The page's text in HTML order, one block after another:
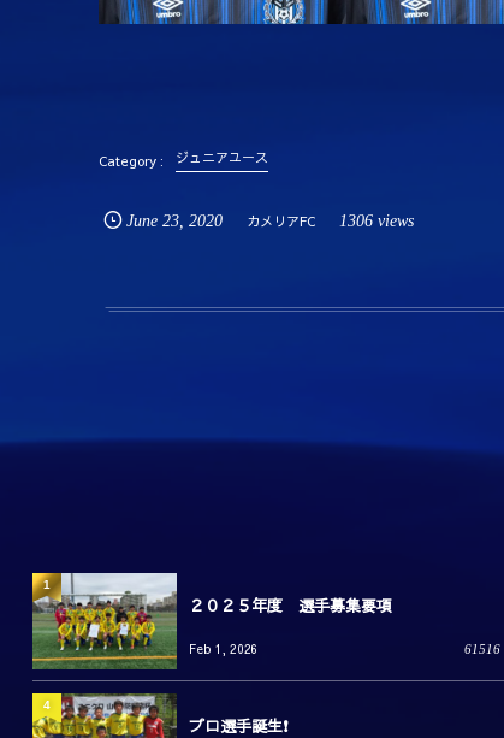
ジュニアユース
June 23 ,2020 カメリアFC 1306 views
２０２５年度 選手募集要項
Feb 1, 2026 61516
1
プロ選手誕生❗️
4